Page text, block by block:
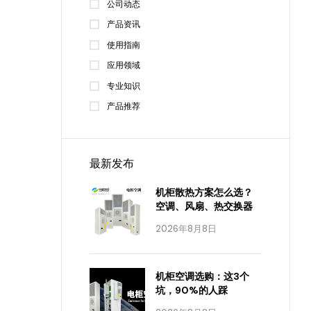
公司动态
产品资讯
使用指南
应用领域
专业知识
产品推荐
最新发布
2026年8月8日
机柜散热方案怎么选？
空调、风扇、热交换器
机柜空调选购：这3个
坑，90%的人踩